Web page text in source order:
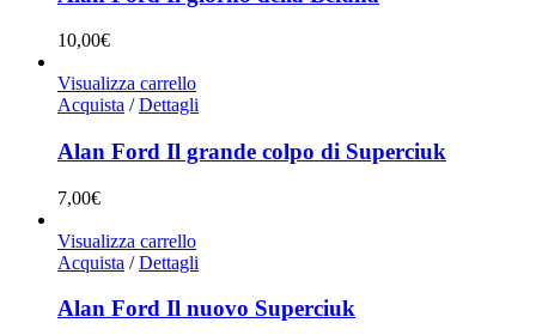
10,00€
Visualizza carrello
Acquista / Dettagli
Alan Ford Il grande colpo di Superciuk
7,00€
Visualizza carrello
Acquista / Dettagli
Alan Ford Il nuovo Superciuk